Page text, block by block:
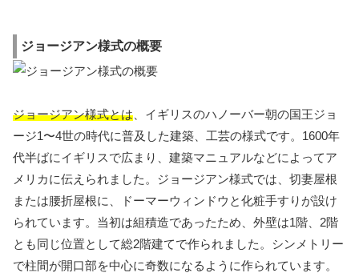
ジョージアン様式の概要
ジョージアン様式とは 、イギリスのハノーバー朝の国王ジョ
ージ1〜4世の時代に普及した建築、工芸の様式です。1600年
代半ばにイギリスで広まり、建築マニュアルなどによってア
メリカに伝えられました。ジョージアン様式では、切妻屋根
または腰折屋根に、ドーマーウィンドウと化粧手すりが設け
られています。当初は組積造であったため、外壁は1階、2階
とも同じ位置として総2階建てで作られました。シンメトリー
で柱間が開口部を中心に奇数になるように作られています。